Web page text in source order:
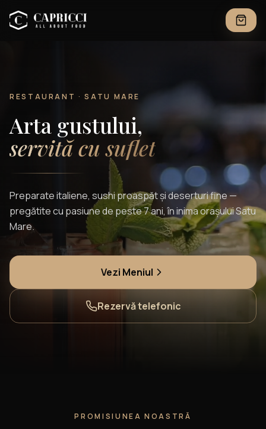
RESTAURANT · SATU MARE
Arta gustului,
servită cu suflet
Preparate italiene, sushi proaspăt și deserturi fine —
pregătite cu pasiune de peste 7 ani, în inima orașului Satu
Mare.
Vezi Meniul
Rezervă telefonic
PROMISIUNEA NOASTRĂ